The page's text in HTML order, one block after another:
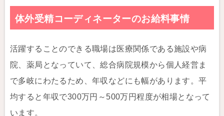
体外受精コーディネーターのお給料事情
活躍することのできる職場は医療関係である施設や病
院、薬局となっていて、総合病院規模から個人経営ま
で多岐にわたるため、年収などにも幅があります。平
均すると年収で300万円～500万円程度が相場となって
います。